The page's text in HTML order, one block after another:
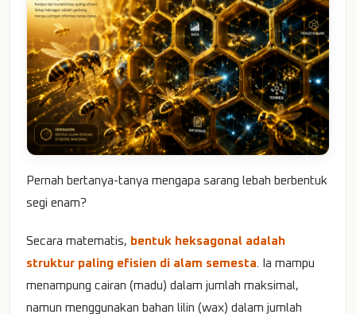
Pernah bertanya-tanya mengapa sarang lebah berbentuk
segi enam?
Secara matematis, bentuk heksagonal adalah
struktur paling efisien di alam semesta. Ia mampu
menampung cairan (madu) dalam jumlah maksimal,
namun menggunakan bahan lilin (wax) dalam jumlah